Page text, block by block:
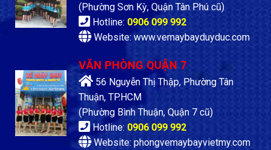
(Phường Sơn Kỳ, Quận Tân Phú cũ)
Hotline: 0906 099 992
Website: www.vemaybayduyduc.com
VĂN PHÒNG QUẬN 7
56 Nguyễn Thị Thập, Phường Tân
Thuận, TP.HCM
(Phường Bình Thuận, Quận 7 cũ)
Hotline: 0906 099 992
Website: phongvemaybayvietmy.com